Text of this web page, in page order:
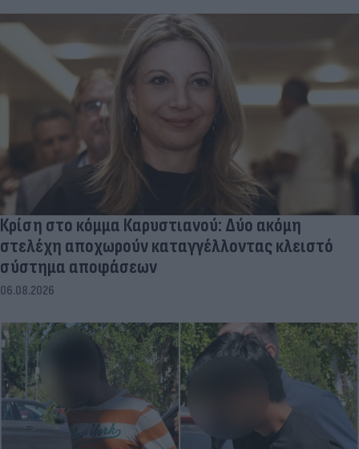
Κρίση στο κόμμα Καρυστιανού: Δύο ακόμη
στελέχη αποχωρούν καταγγέλλοντας κλειστό
σύστημα αποφάσεων
06.08.2026